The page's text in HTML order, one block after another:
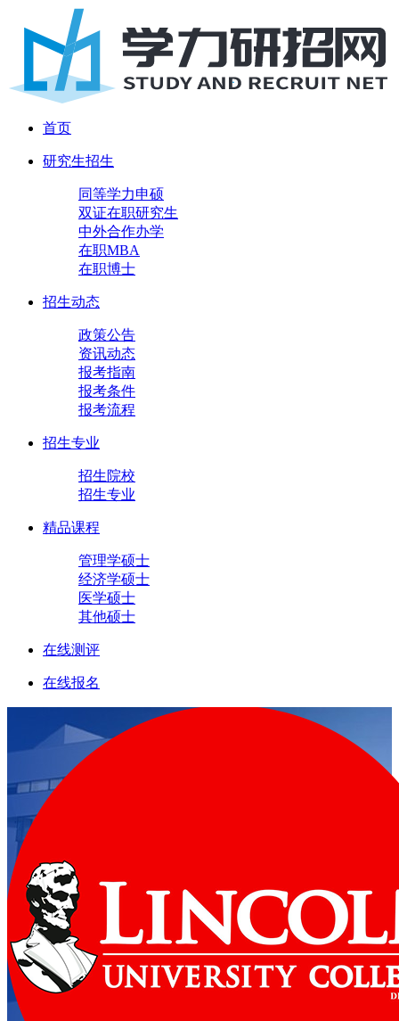
首页
研究生招生
同等学力申硕
双证在职研究生
中外合作办学
在职MBA
在职博士
招生动态
政策公告
资讯动态
报考指南
报考条件
报考流程
招生专业
招生院校
招生专业
精品课程
管理学硕士
经济学硕士
医学硕士
其他硕士
在线测评
在线报名